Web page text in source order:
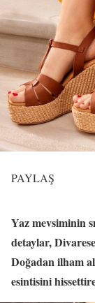
PAYLAŞ
Yaz mevsiminin
detaylar,
Doğadan ilham
esintisini